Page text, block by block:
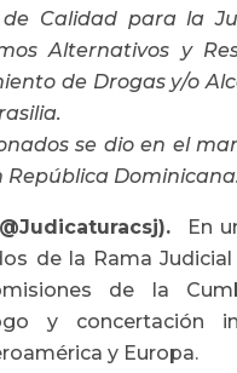
Calidad para la
Alternativos y
de Drogas y/o
se dio en el
Dominicana.
En
de la Rama
de la
y concertación
y Europa.